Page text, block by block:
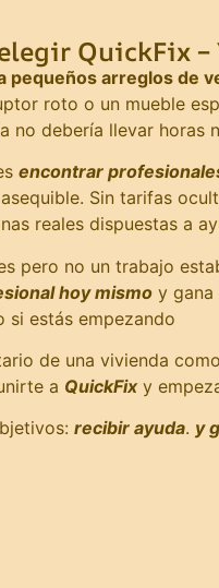
QuickFix –
pequeños arreglos de
roto o un mueble
no debería llevar horas
encontrar
Sin tarifas
reales dispuestas a
pero no un trabajo
hoy mismo y gana
si estás empezando
de una vivienda
a QuickFix y
recibir ayuda. y